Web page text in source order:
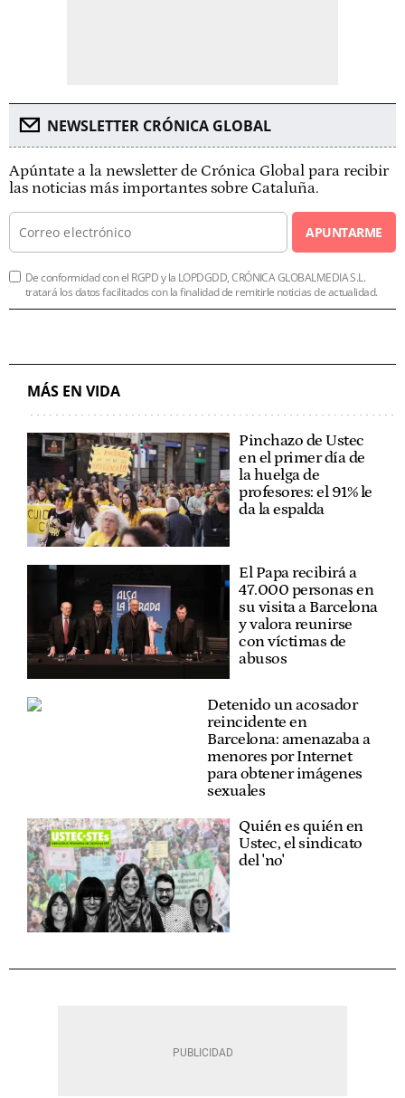
NEWSLETTER CRÓNICA GLOBAL
Apúntate a la newsletter de Crónica Global para recibir
las noticias más importantes sobre Cataluña.
APUNTARME
De conformidad con el RGPD y la LOPDGDD, CRÓNICA GLOBALMEDIA S.L.
tratará los datos facilitados con la finalidad de remitirle noticias de actualidad.
MÁS EN VIDA
Pinchazo de Ustec
en el primer día de
la huelga de
profesores: el 91% le
da la espalda
El Papa recibirá a
47.000 personas en
su visita a Barcelona
y valora reunirse
con víctimas de
abusos
Detenido un acosador
reincidente en
Barcelona: amenazaba a
menores por Internet
para obtener imágenes
sexuales
Quién es quién en
Ustec, el sindicato
del 'no'